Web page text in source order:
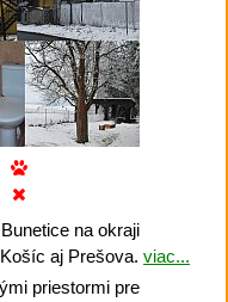
na okraji
aj Prešova. viac...
priestormi pre